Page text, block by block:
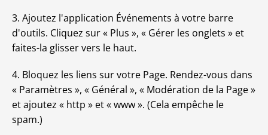
3. Ajoutez l'application Événements à votre barre
d'outils. Cliquez sur « Plus », « Gérer les onglets » et
faites-la glisser vers le haut.
4. Bloquez les liens sur votre Page. Rendez-vous dans
« Paramètres », « Général », « Modération de la Page »
et ajoutez « http » et « www ». (Cela empêche le
spam.)